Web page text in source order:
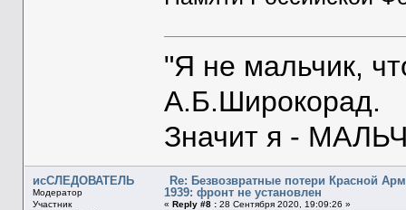
"Я не мальчик,
А.Б.Широкорад.
Значит я -
исСЛЕДОВАТЕЛЬ
Модератор
Участник
Re: Безвозвратные потери Красной
1939: фронт не установлен
« Reply #8 :28 Сентября 2020, 19:09:26 »